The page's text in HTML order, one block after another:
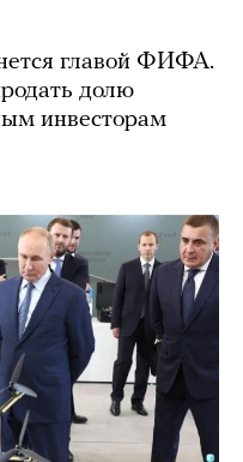
главой ФИФА.
долю
инвесторам